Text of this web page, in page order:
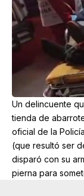
Un delincuente
tienda de
oficial de la
(que resultó ser
disparó con su
pierna para